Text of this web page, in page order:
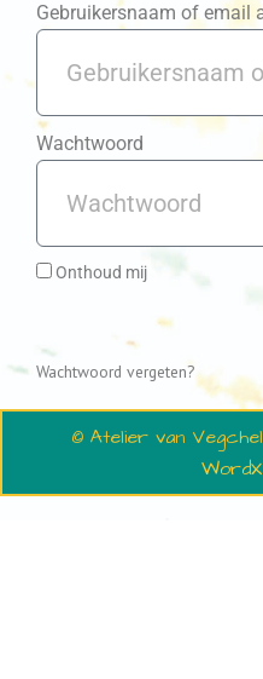
Gebruikersnaam of email
Wachtwoord
Onthoud mij
Wachtwoord vergeten?
© Atelier van